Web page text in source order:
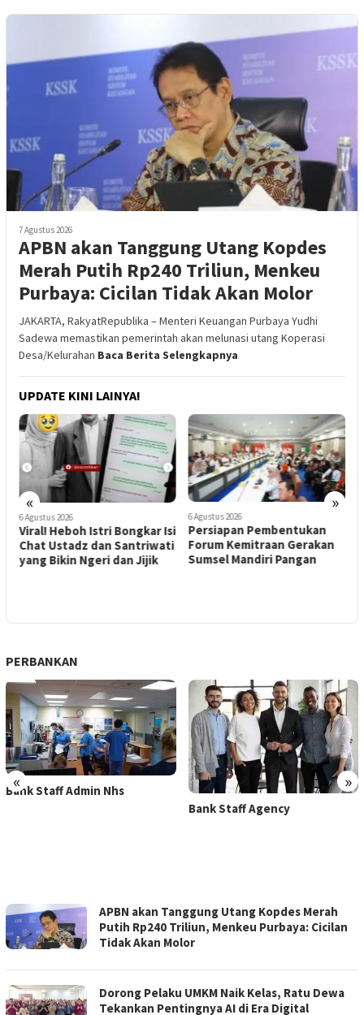
7 Agustus 2026
APBN akan Tanggung Utang Kopdes
Merah Putih Rp240 Triliun, Menkeu
Purbaya: Cicilan Tidak Akan Molor
JAKARTA, RakyatRepublika – Menteri Keuangan Purbaya Yudhi
Sadewa memastikan pemerintah akan melunasi utang Koperasi
Desa/Kelurahan Baca Berita Selengkapnya
UPDATE KINI LAINYA!
« »
6 Agustus 2026
Viral! Heboh Istri Bongkar Isi
Chat Ustadz dan Santriwati
yang Bikin Ngeri dan Jijik
6 Agustus 2026
Persiapan Pembentukan
Forum Kemitraan Gerakan
Sumsel Mandiri Pangan
PERBANKAN
« »
Bank Staff Admin Nhs
Bank Staff Agency
RAKYAT
REPUBLIKA
APBN akan Tanggung Utang Kopdes Merah
Putih Rp240 Triliun, Menkeu Purbaya: Cicilan
Tidak Akan Molor
Dorong Pelaku UMKM Naik Kelas, Ratu Dewa
Tekankan Pentingnya AI di Era Digital